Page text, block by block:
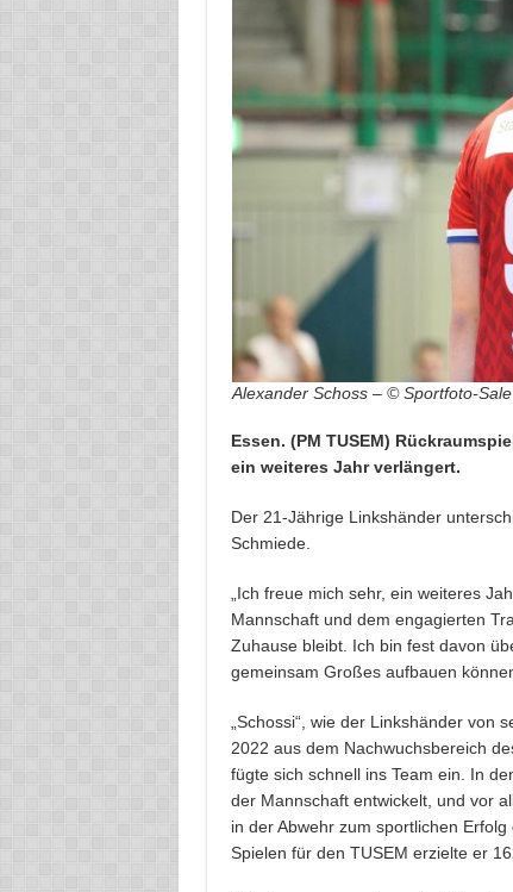
Alexander Schoss – © Sportfoto-
Essen. (PM TUSEM)
ein weiteres Jahr verlängert.
Der 21-Jährige Linkshänder
Schmiede.
„Ich freue mich sehr, ein weiteres
Mannschaft und dem engagierten
Zuhause bleibt. Ich bin fest davon
gemeinsam Großes aufbauen
„Schossi“, wie der Linkshänder von
2022 aus dem Nachwuchsbereich
fügte sich schnell ins Team ein. In
der Mannschaft entwickelt, und vor
in der Abwehr zum sportlichen
Spielen für den TUSEM erzielte er